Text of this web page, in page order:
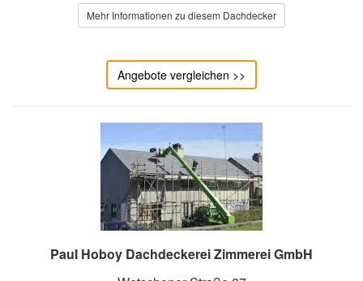
Mehr Informationen zu diesem Dachdecker
Angebote vergleichen >>
Paul Hoboy Dachdeckerei Zimmerei GmbH